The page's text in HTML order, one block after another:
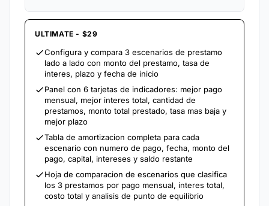
ULTIMATE - $29
Configura y compara 3 escenarios de prestamo
lado a lado con monto del prestamo, tasa de
interes, plazo y fecha de inicio
Panel con 6 tarjetas de indicadores: mejor pago
mensual, mejor interes total, cantidad de
prestamos, monto total prestado, tasa mas baja y
mejor plazo
Tabla de amortizacion completa para cada
escenario con numero de pago, fecha, monto del
pago, capital, intereses y saldo restante
Hoja de comparacion de escenarios que clasifica
los 3 prestamos por pago mensual, interes total,
costo total y analisis de punto de equilibrio